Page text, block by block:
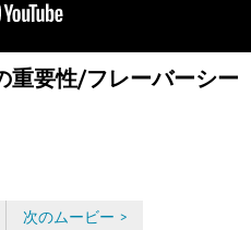
要性/フレーバーシー
次のムービー >